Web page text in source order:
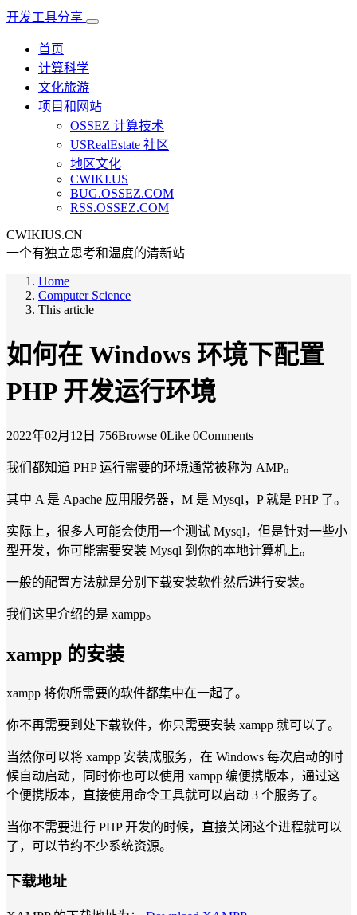
开发工具分享
首页
计算科学
文化旅游
项目和网站
OSSEZ 计算技术
USRealEstate 社区
地区文化
CWIKI.US
BUG.OSSEZ.COM
RSS.OSSEZ.COM
CWIKIUS.CN
一个有独立思考和温度的清新站
Home
Computer Science
This article
如何在 Windows 环境下配置
PHP 开发运行环境
2022年02月12日 756Browse 0Like 0Comments
我们都知道 PHP 运行需要的环境通常被称为 AMP。
其中 A 是 Apache 应用服务器，M 是 Mysql，P 就是 PHP 了。
实际上，很多人可能会使用一个测试 Mysql，但是针对一些小
型开发，你可能需要安装 Mysql 到你的本地计算机上。
一般的配置方法就是分别下载安装软件然后进行安装。
我们这里介绍的是 xampp。
xampp 的安装
xampp 将你所需要的软件都集中在一起了。
你不再需要到处下载软件，你只需要安装 xampp 就可以了。
当然你可以将 xampp 安装成服务，在 Windows 每次启动的时
候自动启动，同时你也可以使用 xampp 编便携版本，通过这
个便携版本，直接使用命令工具就可以启动 3 个服务了。
当你不需要进行 PHP 开发的时候，直接关闭这个进程就可以
了，可以节约不少系统资源。
下载地址